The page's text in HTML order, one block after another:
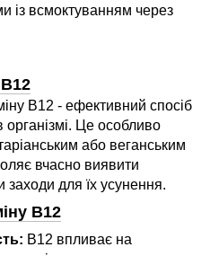
із всмоктуванням через
B12 - ефективний спосіб
організмі. Це особливо
або веганським
вчасно виявити
для їх усунення.
B12
B12 впливає на